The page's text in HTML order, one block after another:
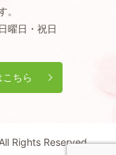
曜日・祝日
ちら
Rights Reserved.